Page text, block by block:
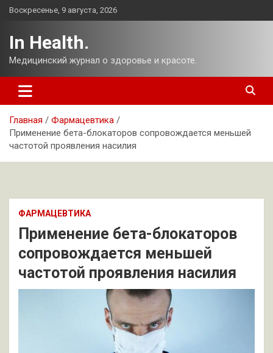
Перейти
Воскресенье, 9 августа, 2026
In Health.
Медицинский журнал о здоровье и красоте.
Главная
Фармацевтика
Применение бета-блокаторов сопровождается меньшей
частотой проявления насилия
ФАРМАЦЕВТИКА
Применение бета-блокаторов
сопровождается меньшей
частотой проявления насилия